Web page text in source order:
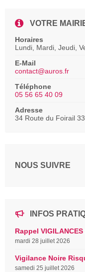
VOTRE
Horaires
Lundi, Mardi, Jeudi,
E-Mail
contact@auros.fr
Téléphone
05 56 65 40 09
Adresse
34 Route du Foirail
NOUS SUIVRE
INFOS
Rappel
mardi 28 juillet 2026
Vigilance Noire
samedi 25 juillet 2026